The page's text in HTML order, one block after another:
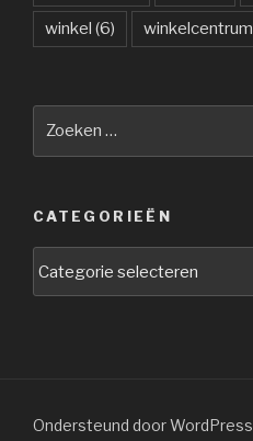
winkel (6) winkelcentrum
CATEGORIEËN
Ondersteund door WordPress